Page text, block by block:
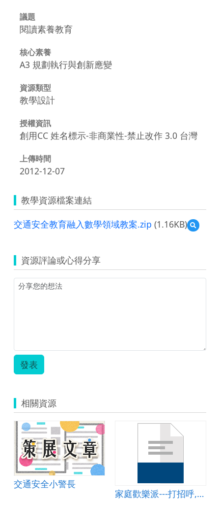
議題
閱讀素養教育
核心素養
A3 規劃執行與創新應變
資源類型
教學設計
授權資訊
創用CC 姓名標示-非商業性-禁止改作 3.0 台灣
上傳時間
2012-12-07
教學資源檔案連結
交通安全教育融入數學領域教案.zip (1.16KB)
預
覽
全
教
資源評論或心得分享
發表
相關資源
交通安全小警長
家庭歡樂派---打招呼,有禮貌